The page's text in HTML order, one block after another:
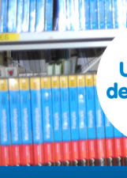
Aller
au
contenu